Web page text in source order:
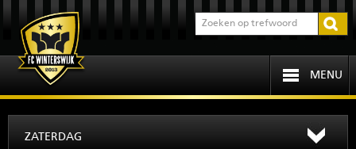
MENU
ZATERDAG